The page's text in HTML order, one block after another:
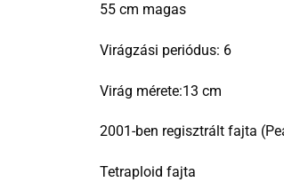
55 cm magas
Virágzási periódus: 6
Virág mérete:13 cm
2001-ben regisztrált fajta
Tetraploid fajta